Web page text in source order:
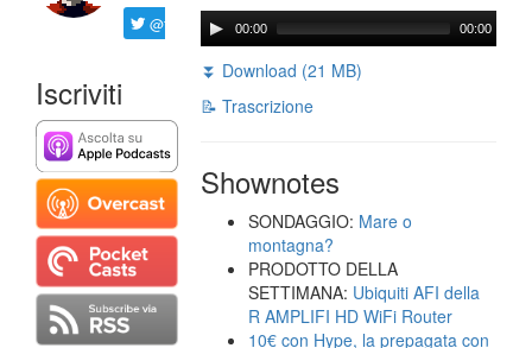
@ftrava
Iscriviti
00:00 00:00
⏬ Download (21 MB)
📝 Trascrizione
Shownotes
SONDAGGIO: Mare o
montagna?
PRODOTTO DELLA
SETTIMANA: Ubiquiti AFI della
R AMPLIFI HD WiFi Router
10€ con Hype, la prepagata con